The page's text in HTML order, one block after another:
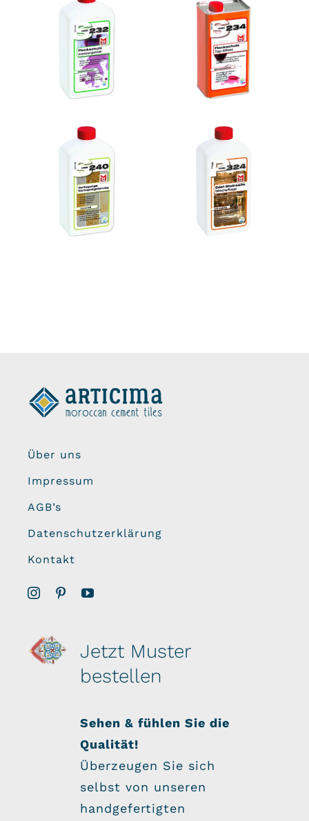
Über uns
Impressum
AGB’s
Datenschutzerklärung
Kontakt
Jetzt Muster
bestellen
Sehen & fühlen Sie die
Qualität!
Überzeugen Sie sich
selbst von unseren
handgefertigten